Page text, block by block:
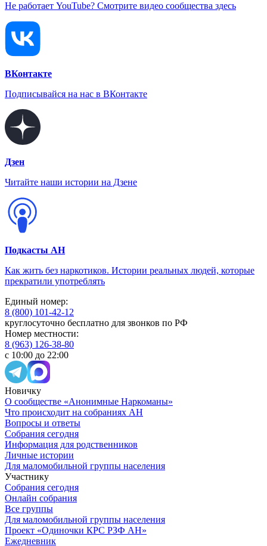
Не работает YouTube? Смотрите видео сообщества здесь
ВКонтакте
Подписывайся на нас в ВКонтакте
Дзен
Читайте наши истории на Дзене
Подкасты АН
Как жить без наркотиков. Истории реальных людей, которые
прекратили употреблять
Единый номер:
8 (800) 101-42-12
круглосуточно бесплатно для звонков по РФ
Номер местности:
8 (963) 126-38-80
с 10:00 до 22:00
Новичку
О сообществе «Анонимные Наркоманы»
Что происходит на собраниях АН
Вопросы и ответы
Собрания сегодня
Информация для родственников
Личные истории
Для маломобильной группы населения
Участнику
Собрания сегодня
Онлайн собрания
Все группы
Для маломобильной группы населения
Проект «Одиночки КРС РЗФ АН»
Ежедневник